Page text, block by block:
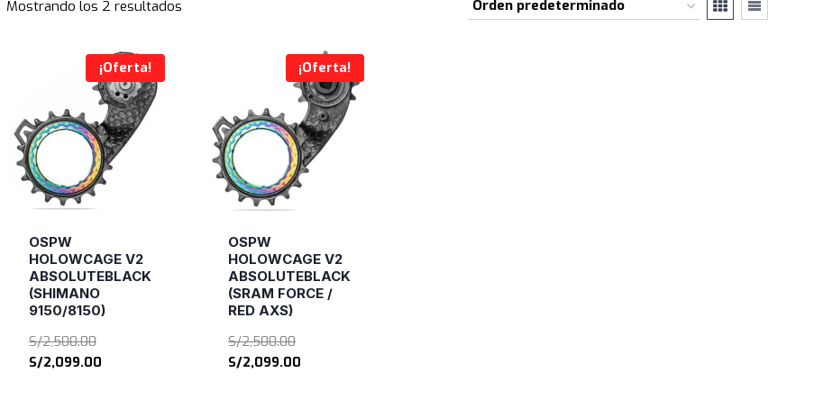
Mostrando los 2 resultados
¡Oferta!
OSPW
HOLOWCAGE V2
ABSOLUTEBLACK
(SHIMANO
9150/8150)
S/2,500.00El
precio
S/2,099.00El
¡Oferta!
OSPW
HOLOWCAGE V2
ABSOLUTEBLACK
(SRAM FORCE /
RED AXS)
S/2,500.00El
precio
S/2,099.00